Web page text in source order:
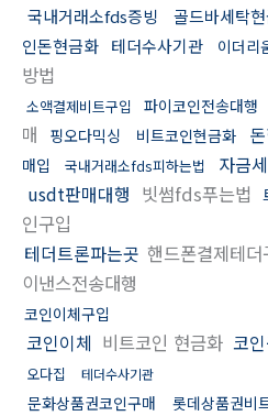
국내거래소fds증빙 골드바세탁
인돈현금화 테더수사기관 이더리
방법
소액결제비트구입 파이코인전송대행
매
핑오다믹싱 비트코인현금화
매입
국내거래소fds피하는법
자금
usdt판매대행 빗썸fds푸는법
인구입
테더트론파는곳 핸드폰결제테더
이낸스전송대행
코인이체구입
코인이체 비트코인 현금화 코
오다집
테더수사기관
문화상품권코인구매 롯데상품권비